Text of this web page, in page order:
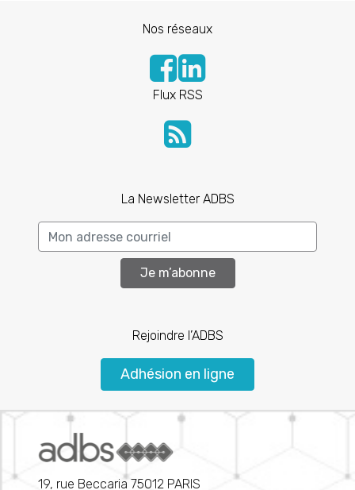
Nos réseaux
Flux RSS
La Newsletter ADBS
Je m’abonne
Rejoindre l’ADBS
Adhésion en ligne
19, rue Beccaria 75012 PARIS